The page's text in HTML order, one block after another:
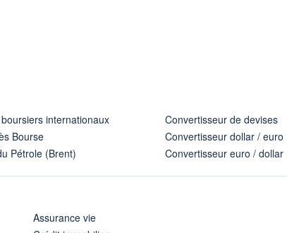
internationaux
Bourse
Pétrole (Brent)
Convertisseur de devises
Convertisseur dollar / euro
Convertisseur euro / dollar
Assurance vie